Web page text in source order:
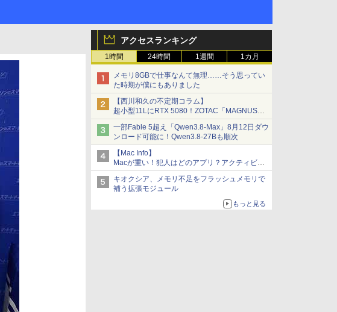
アクセスランキング
1時間 24時間 1週間 1カ月
メモリ8GBで仕事なんて無理……そう思ってい
た時期が僕にもありました
【西川和久の不定期コラム】
超小型11LにRTX 5080！ZOTAC「MAGNUS
ONE」最上位機の実力を探る
一部Fable 5超え「Qwen3.8-Max」8月12日ダウ
ンロード可能に！Qwen3.8-27Bも順次
【Mac Info】
Macが重い！犯人はどのアプリ？アクティビテ
ィモニタで突き止める
キオクシア、メモリ不足をフラッシュメモリで
補う拡張モジュール
もっと見る